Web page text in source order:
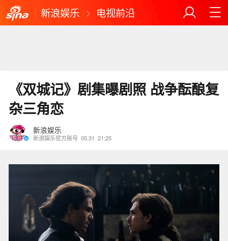
新浪娱乐 电视前沿
《双城记》剧集曝剧照 战争酝酿复
杂三角恋
新浪娱乐
新浪娱乐官方账号 05.31 21:25